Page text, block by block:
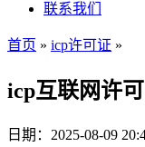
联系我们
首页 » icp许可证 »
icp互联网许
日期：2025-08-09